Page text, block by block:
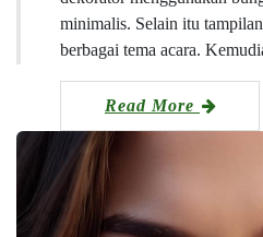
minimalis. Selain itu
berbagai tema acara.
Read More